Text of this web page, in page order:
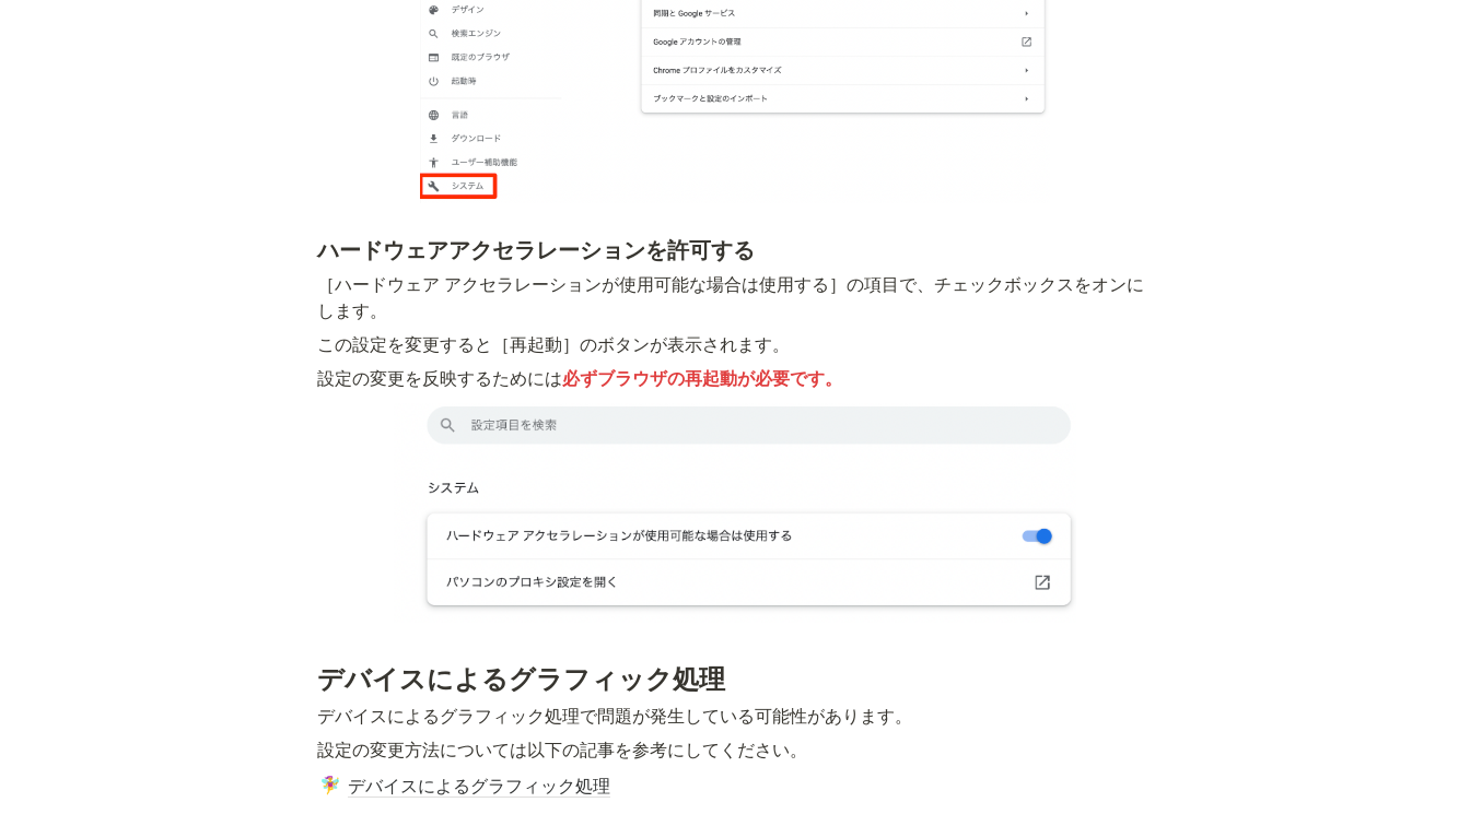
ハードウェアアクセラレーションを許可する
［ハードウェア アクセラレーションが使用可能な場合は使用する］の項目で、チェックボックスをオンに
します。
この設定を変更すると［再起動］のボタンが表示されます。
設定の変更を反映するためには必ずブラウザの再起動が必要です。
デバイスによるグラフィック処理
デバイスによるグラフィック処理で問題が発生している可能性があります。
設定の変更方法については以下の記事を参考にしてください。
🧚‍♀️ デバイスによるグラフィック処理